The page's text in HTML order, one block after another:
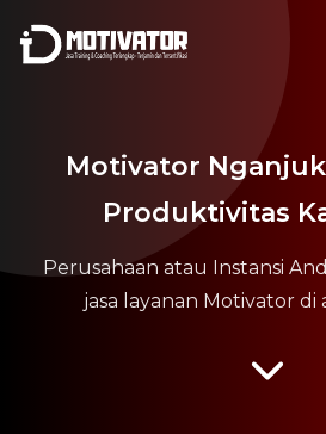
Motivator
Produktivitas
Perusahaan atau Instansi
jasa layanan Motivator di